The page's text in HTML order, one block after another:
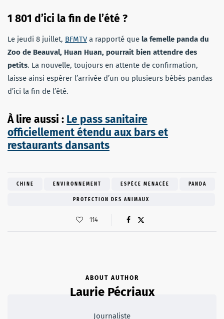
1 801 d’ici la fin de l’été ?
Le jeudi 8 juillet, BFMTV a rapporté que la femelle panda du
Zoo de Beauval, Huan Huan, pourrait bien attendre des
petits. La nouvelle, toujours en attente de confirmation,
laisse ainsi espérer l’arrivée d’un ou plusieurs bébés pandas
d’ici la fin de l’été.
À lire aussi : Le pass sanitaire
officiellement étendu aux bars et
restaurants dansants
CHINE ENVIRONNEMENT ESPÈCE MENACÉE PANDA
PROTECTION DES ANIMAUX
114
ABOUT AUTHOR
Laurie Pécriaux
Journaliste